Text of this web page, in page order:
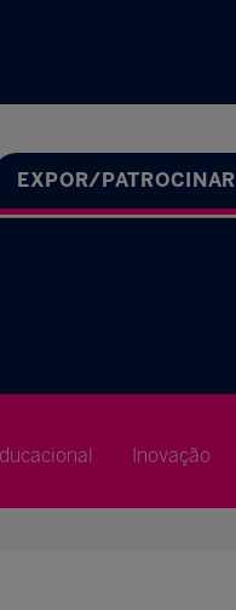
EXPOR/PATROCINAR
Inovação